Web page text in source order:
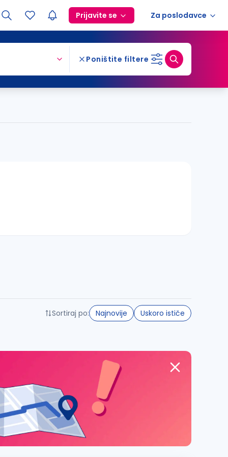
Prijavite se Za poslodavce
Poništite filtere
Sortiraj po: Najnovije Uskoro ističe